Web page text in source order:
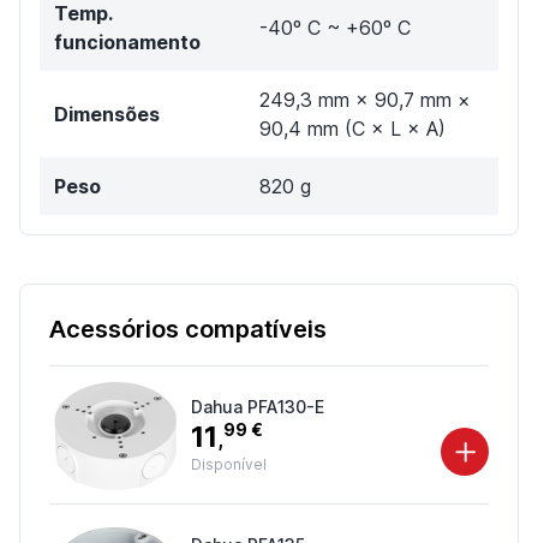
Temp.
funcionamento
-40º C ~ +60º C
Dimensões
249,3 mm × 90,7 mm ×
90,4 mm (C × L × A)
Peso 820 g
Acessórios compatíveis
Dahua PFA130-E
11 ,99 €
Disponível